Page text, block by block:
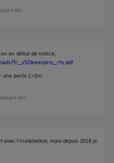
4 ans
en début de notice;
fr_v5/dexxopro_rts.pdf
une porte L>3m.
4 ans
l'installateur, mais depuis 2018 je